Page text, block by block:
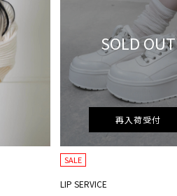
SOLD OUT
再入荷受付
SALE
LIP SERVICE